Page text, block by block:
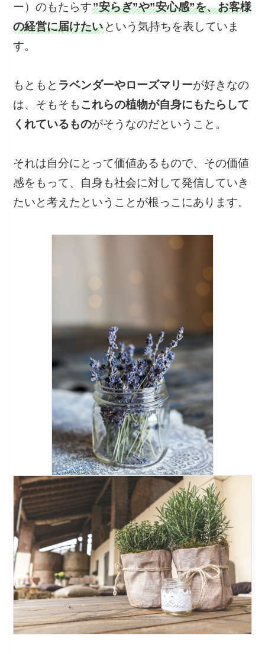
ー）のもたらす”安らぎ”や”安心感”を、お客様
の経営に届けたい という気持ちを表していま
す。
もともと ラベンダーやローズマリーが好きなの
は、そもそも これらの植物が自身にもたらして
くれているものがそうなのだということ。
それは自分にとって価値あるもので、その価値
感をもって、自身も社会に対して発信していき
たいと考えたということが根っこにあります。